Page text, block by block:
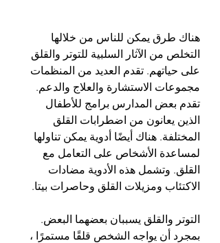
هناك طرق يمكن للناس من خلالها
التخلص من الآثار السلبية للتوتر والقلق
على حياتهم. تقدم العديد من المنظمات
مجموعات الاستشارة والعلاج والدعم.
تقدم بعض المدارس برامج للأطفال
الذين يعانون من اضطرابات القلق
المختلفة. هناك أيضًا أدوية يمكن تناولها
لمساعدة الأشخاص على التعامل مع
القلق. وتشمل هذه الأدوية مضادات
الاكتئاب ومزيلات القلق وحاصرات بيتا.
التوتر والقلق يسببان بعضهما البعض.
بمجرد أن يواجه الشخص قلقًا مستمرًا ،